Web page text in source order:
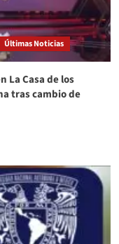
Últimas Noticias
La Casa de los
tras cambio de